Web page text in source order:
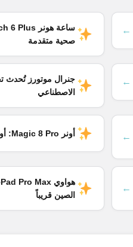
←
صحية متقدمة
←
جنرال موتورز تُحدث
الاصطناعي
← أونر Magic 8 Pro: أول من يختبر أندرويد 17 التجريبي
←
الصين قريباً